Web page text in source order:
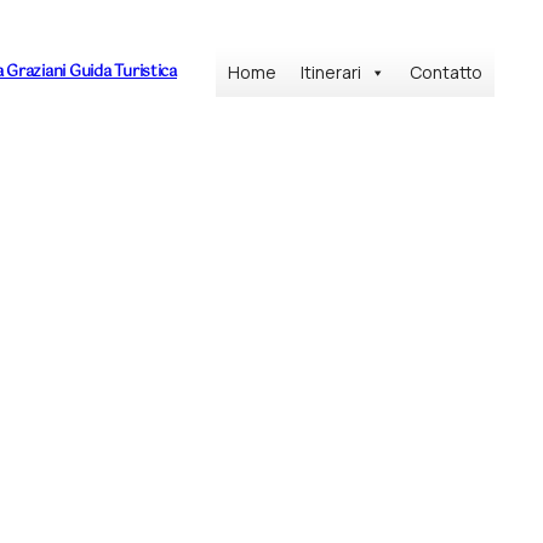
Graziani Guida Turistica Home Itinerari Contatto